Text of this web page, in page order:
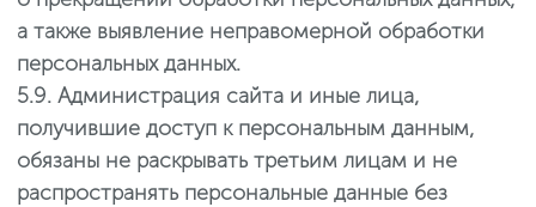
а также выявление неправомерной обработки
персональных данных.
5.9. Администрация сайта и иные лица,
получившие доступ к персональным данным,
обязаны не раскрывать третьим лицам и не
распространять персональные данные без